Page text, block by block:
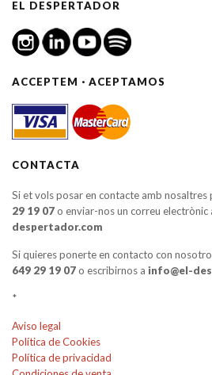
EL DESPERTADOR
ACCEPTEM · ACEPTAMOS
CONTACTA
Si et vols posar en contacte amb nosaltres
29 19 07o enviar-nos un correu electrònic
despertador.com
Si quieres ponerte en contacto con
649 29 19 07o escribirnos a info@el-
*
Aviso legal
Política de Cookies
Política de privacidad